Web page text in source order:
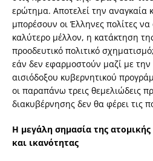
ερώτημα. Αποτελεί την αναγκαία
μπορέσουν οι Έλληνες πολίτες να
καλύτερο μέλλον, η κατάκτηση
προοδευτικό πολιτικό
εάν δεν εφαρμοστούν μαζί με την
αισιόδοξου κυβερνητικού
οι παραπάνω τρεις θεμελιώδεις
διακυβέρνησης δεν θα φέρει τις
Η μεγάλη σημασία της
και ικανότητας